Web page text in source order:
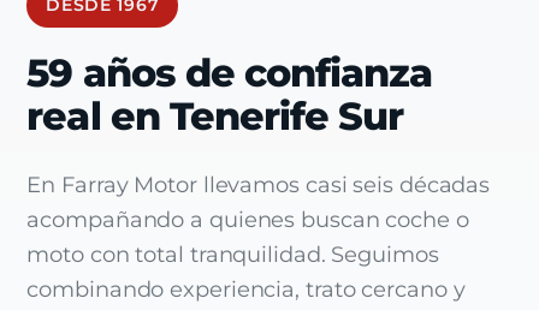
DESDE 1967
59 años de confianza
real en Tenerife Sur
En Farray Motor llevamos casi seis décadas
acompañando a quienes buscan coche o
moto con total tranquilidad. Seguimos
combinando experiencia, trato cercano y